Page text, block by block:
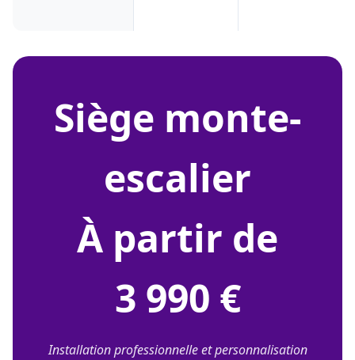
siège monte-
escalier
À partir de
3 990 €
Installation professionnelle et personnalisation